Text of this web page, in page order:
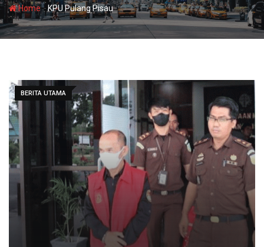
Home-KPU Pulang Pisau
BERITA UTAMA